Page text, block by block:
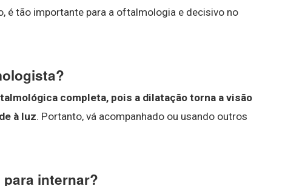
é tão importante para a oftalmologia e decisivo no
completa, pois a dilatação torna a visão
à luz. Portanto, vá acompanhado ou usando outros
internar?